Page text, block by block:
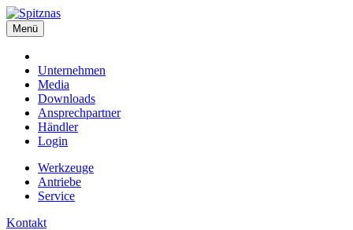
Menü
Unternehmen
Media
Downloads
Ansprechpartner
Händler
Login
Werkzeuge
Antriebe
Service
Kontakt